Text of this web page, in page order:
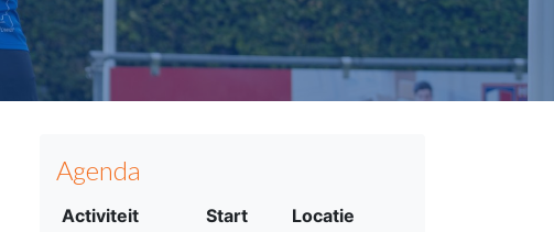
Agenda
Activiteit Start Locatie